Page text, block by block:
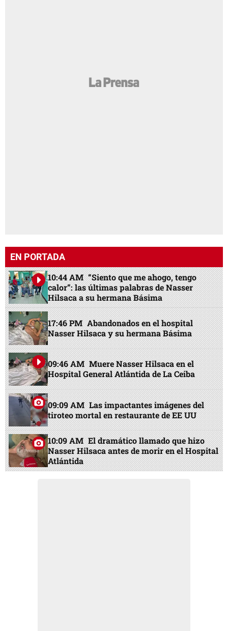
EN PORTADA
10:44 AM “Siento que me ahogo, tengo
calor”: las últimas palabras de Nasser
Hilsaca a su hermana Básima
17:46 PM Abandonados en el hospital
Nasser Hilsaca y su hermana Básima
09:46 AM Muere Nasser Hilsaca en el
Hospital General Atlántida de La Ceiba
09:09 AM Las impactantes imágenes del
tiroteo mortal en restaurante de EE UU
10:09 AM El dramático llamado que hizo
Nasser Hilsaca antes de morir en el Hospital
Atlántida